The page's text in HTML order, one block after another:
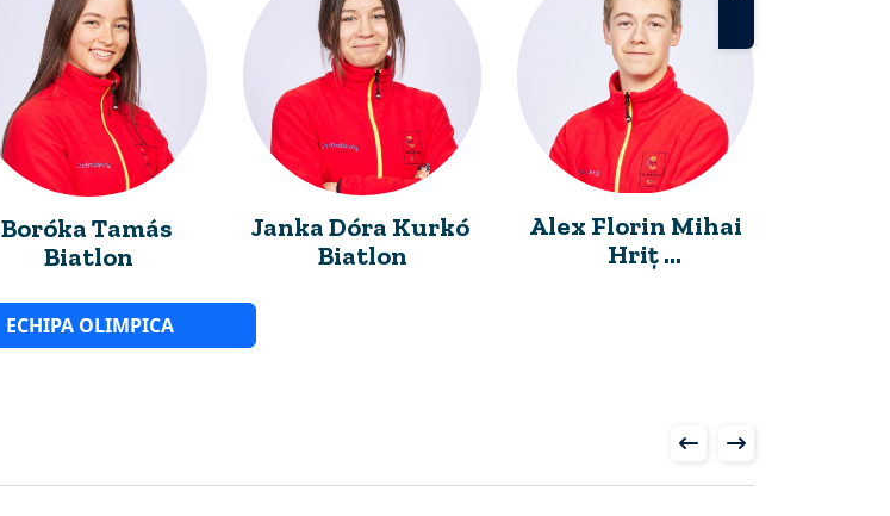
Boróka Tamás
Biatlon
Janka Dóra Kurkó
Biatlon
Alex Florin Mihai
Hriț
ECHIPA OLIMPICA